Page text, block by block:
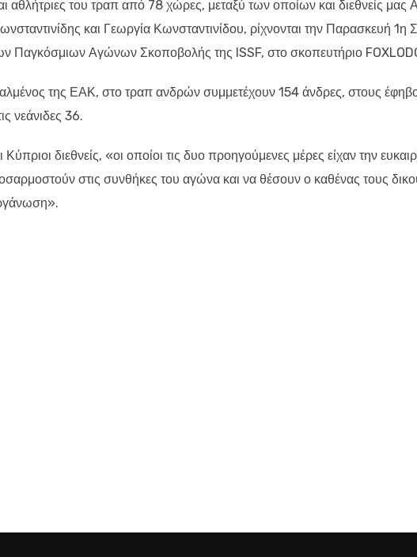
αθλήτριες του τραπ από 78 χώρες, μεταξύ των οποίων και διεθνείς μας
και Γεωργία Κωνσταντινίδου, ρίχνονται την Παρασκευή 1η
Παγκόσμιων Αγώνων Σκοποβολής της ISSF, στο σκοπευτήριο
της ΕΑΚ, στο τραπ ανδρών συμμετέχουν 154 άνδρες, στους
νεάνιδες 36.
διεθνείς, «οι οποίοι τις δυο προηγούμενες μέρες είχαν την
στις συνθήκες του αγώνα και να θέσουν ο καθένας τους